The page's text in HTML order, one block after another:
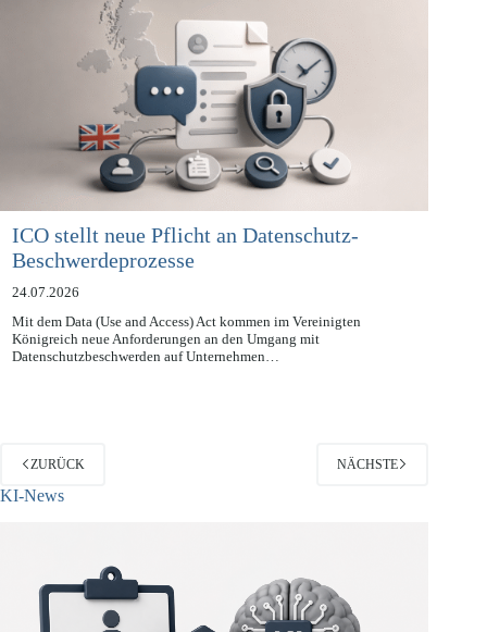
ICO stellt neue Pflicht an Datenschutz-
Beschwerdeprozesse
24.07.2026
Mit dem Data (Use and Access) Act kommen im Vereinigten
Königreich neue Anforderungen an den Umgang mit
ZURÜCK